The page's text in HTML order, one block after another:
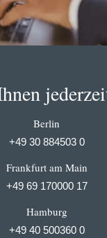
Berlin
+49 30 884503 0
Frankfurt am Main
+49 69 170000 17
Hamburg
+49 40 500360 0